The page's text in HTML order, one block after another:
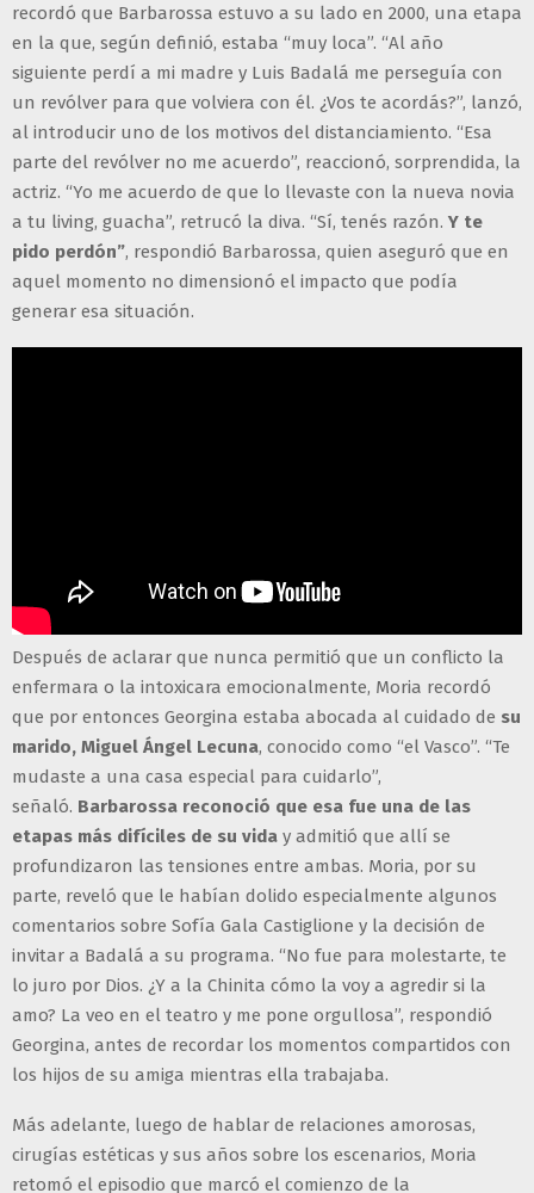
recordó que Barbarossa estuvo a su lado en 2000, una etapa
en la que, según definió, estaba “muy loca”. “Al año
siguiente perdí a mi madre y Luis Badalá me perseguía con
un revólver para que volviera con él. ¿Vos te acordás?”, lanzó,
al introducir uno de los motivos del distanciamiento. “Esa
parte del revólver no me acuerdo”, reaccionó, sorprendida, la
actriz. “Yo me acuerdo de que lo llevaste con la nueva novia
a tu living, guacha”, retrucó la diva. “Sí, tenés razón. Y te
pido perdón”, respondió Barbarossa, quien aseguró que en
aquel momento no dimensionó el impacto que podía
generar esa situación.
Después de aclarar que nunca permitió que un conflicto la
enfermara o la intoxicara emocionalmente, Moria recordó
que por entonces Georgina estaba abocada al cuidado de su
marido, Miguel Ángel Lecuna, conocido como “el Vasco”. “Te
mudaste a una casa especial para cuidarlo”,
señaló. Barbarossa reconoció que esa fue una de las
etapas más difíciles de su vida y admitió que allí se
profundizaron las tensiones entre ambas. Moria, por su
parte, reveló que le habían dolido especialmente algunos
comentarios sobre Sofía Gala Castiglione y la decisión de
invitar a Badalá a su programa. “No fue para molestarte, te
lo juro por Dios. ¿Y a la Chinita cómo la voy a agredir si la
amo? La veo en el teatro y me pone orgullosa”, respondió
Georgina, antes de recordar los momentos compartidos con
los hijos de su amiga mientras ella trabajaba.
Más adelante, luego de hablar de relaciones amorosas,
cirugías estéticas y sus años sobre los escenarios, Moria
retomó el episodio que marcó el comienzo de la